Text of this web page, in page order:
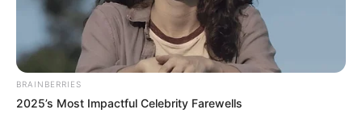
BRAINBERRIES
2025’s Most Impactful Celebrity Farewells